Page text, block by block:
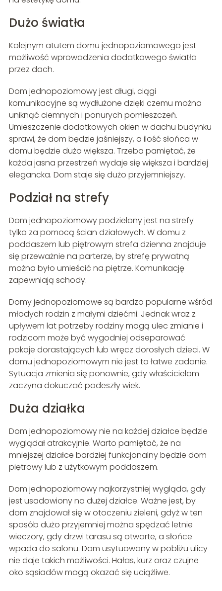
Dużo światła
Kolejnym atutem domu jednopoziomowego jest
możliwość wprowadzenia dodatkowego światła
przez dach.
Dom jednopoziomowy jest długi, ciągi
komunikacyjne są wydłużone dzięki czemu można
uniknąć ciemnych i ponurych pomieszczeń.
Umieszczenie dodatkowych okien w dachu budynku
sprawi, że dom będzie jaśniejszy, a ilość słońca w
domu będzie dużo większa. Trzeba pamiętać, że
każda jasna przestrzeń wydaje się większa i bardziej
elegancka. Dom staje się dużo przyjemniejszy.
Podział na strefy
Dom jednopoziomowy podzielony jest na strefy
tylko za pomocą ścian działowych. W domu z
poddaszem lub piętrowym strefa dzienna znajduje
się przeważnie na parterze, by strefę prywatną
można było umieścić na piętrze. Komunikację
zapewniają schody.
Domy jednopoziomowe są bardzo popularne wśród
młodych rodzin z małymi dziećmi. Jednak wraz z
upływem lat potrzeby rodziny mogą ulec zmianie i
rodzicom może być wygodniej odseparować
pokoje dorastających lub wręcz dorosłych dzieci. W
domu jednopoziomowym nie jest to łatwe zadanie.
Sytuacja zmienia się ponownie, gdy właścicielom
zaczyna dokuczać podeszły wiek.
Duża działka
Dom jednopoziomowy nie na każdej działce będzie
wyglądał atrakcyjnie. Warto pamiętać, że na
mniejszej działce bardziej funkcjonalny będzie dom
piętrowy lub z użytkowym poddaszem.
Dom jednopoziomowy najkorzystniej wygląda, gdy
jest usadowiony na dużej działce. Ważne jest, by
dom znajdował się w otoczeniu zieleni, gdyż w ten
sposób dużo przyjemniej można spędzać letnie
wieczory, gdy drzwi tarasu są otwarte, a słońce
wpada do salonu. Dom usytuowany w pobliżu ulicy
nie daje takich możliwości. Hałas, kurz oraz czujne
oko sąsiadów mogą okazać się uciążliwe.